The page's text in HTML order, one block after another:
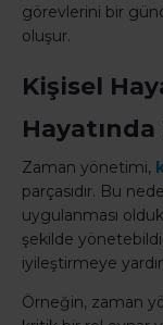
görevlerini bir
oluşur.
Kişisel
Zaman yönetimi,
parçasıdır. Bu
uygulanması
şekilde
iyileştirmeye
Örneğin, zaman